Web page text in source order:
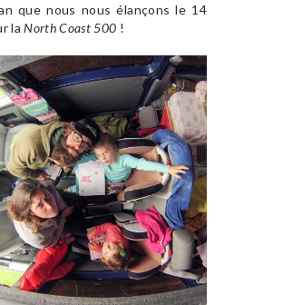
que nous nous élançons le 14
laNorth Coast 500 !